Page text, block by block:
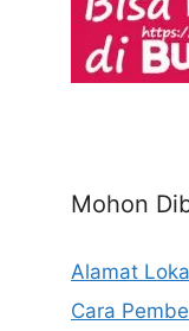
Mohon
Alamat
Cara